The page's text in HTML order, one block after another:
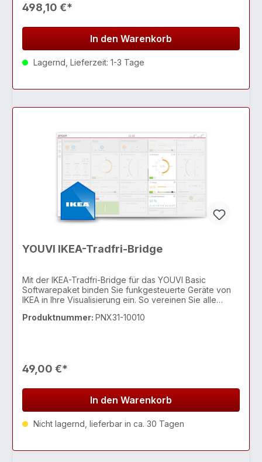
498,10 €*
In den Warenkorb
Lagernd, Lieferzeit: 1-3 Tage
YOUVI IKEA-Tradfri-Bridge
Mit der IKEA-Tradfri-Bridge für das YOUVI Basic
Softwarepaket binden Sie funkgesteuerte Geräte von
IKEA in Ihre Visualisierung ein. So vereinen Sie alle
Überblick. Zur Steuerung der smarten Rollos oder Gl
Produktnummer: PNX31-10010
49,00 €*
In den Warenkorb
Nicht lagernd, lieferbar in ca. 30 Tagen